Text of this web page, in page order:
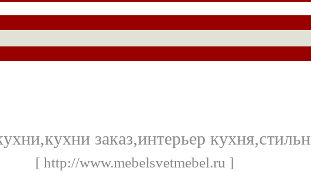
заказ,интерьер
[ http://www.mebelsvetmebel.ru ]